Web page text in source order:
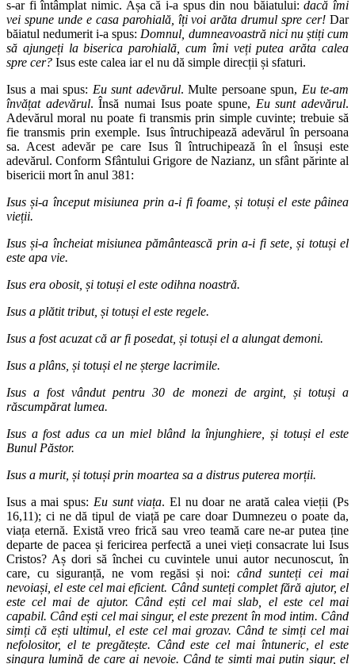
s-ar fi întâmplat nimic. Așa că i-a spus din nou băiatului:dacă îmi
vei spune unde e casa parohială, îți voi arăta drumul spre cer! Dar
băiatul nedumerit i-a spus: Domnul, dumneavoastră nici nu știți cum
să ajungeți la biserica parohială, cum îmi veți putea arăta calea
spre cer? Isus este calea iar el nu dă simple direcții și sfaturi.
Isus a mai spus: Eu sunt adevărul. Multe persoane spun, Eu te-am
învățat adevărul. Însă numai Isus poate spune, Eu sunt adevărul.
Adevărul moral nu poate fi transmis prin simple cuvinte; trebuie să
fie transmis prin exemple. Isus întruchipează adevărul în persoana
sa. Acest adevăr pe care Isus îl întruchipează în el însuși este
adevărul. Conform Sfântului Grigore de Nazianz, un sfânt părinte al
bisericii mort în anul 381:
Isus și-a început misiunea prin a-i fi foame, și totuși el este pâinea
vieții.
Isus și-a încheiat misiunea pământească prin a-i fi sete, și totuși el
este apa vie.
Isus era obosit, și totuși el este odihna noastră.
Isus a plătit tribut, și totuși el este regele.
Isus a fost acuzat că ar fi posedat, și totuși el a alungat demoni.
Isus a plâns, și totuși el ne șterge lacrimile.
Isus a fost vândut pentru 30 de monezi de argint, și totuși a
răscumpărat lumea.
Isus a fost adus ca un miel blând la înjunghiere, și totuși el este
Bunul Păstor.
Isus a murit, și totuși prin moartea sa a distrus puterea morții.
Isus a mai spus: Eu sunt viața. El nu doar ne arată calea vieții (Ps
16,11); ci ne dă tipul de viață pe care doar Dumnezeu o poate da,
viața eternă. Există vreo frică sau vreo teamă care ne-ar putea ține
departe de pacea și fericirea perfectă a unei vieți consacrate lui Isus
Cristos? Aș dori să închei cu cuvintele unui autor necunoscut, în
care, cu siguranță, ne vom regăsi și noi:când sunteți cei mai
nevoiași, el este cel mai eficient. Când sunteți complet fără ajutor, el
este cel mai de ajutor. Când ești cel mai slab, el este cel mai
capabil. Când ești cel mai singur, el este prezent în mod intim. Când
simți că ești ultimul, el este cel mai grozav. Când te simți cel mai
nefolositor, el te pregătește. Când este cel mai întuneric, el este
singura lumină de care ai nevoie. Când te simți mai puțin sigur, el